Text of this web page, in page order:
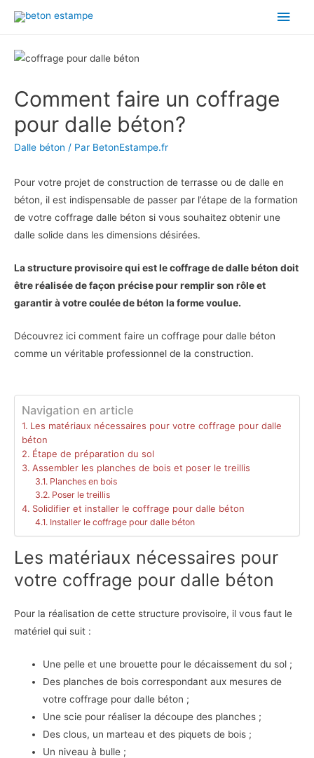
Comment faire un coffrage
pour dalle béton?
Dalle béton / Par BetonEstampe.fr
Pour votre projet de construction de terrasse ou de dalle en
béton, il est indispensable de passer par l’étape de la formation
de votre coffrage dalle béton si vous souhaitez obtenir une
dalle solide dans les dimensions désirées.
La structure provisoire qui est le coffrage de dalle béton doit
être réalisée de façon précise pour remplir son rôle et
garantir à votre coulée de béton la forme voulue.
Découvrez ici comment faire un coffrage pour dalle béton
comme un véritable professionnel de la construction.
Navigation en article
Les matériaux nécessaires pour votre coffrage pour dalle
béton
Étape de préparation du sol
Assembler les planches de bois et poser le treillis
Planches en bois
Poser le treillis
Solidifier et installer le coffrage pour dalle béton
Installer le coffrage pour dalle béton
Les matériaux nécessaires pour
votre coffrage pour dalle béton
Pour la réalisation de cette structure provisoire, il vous faut le
matériel qui suit :
Une pelle et une brouette pour le décaissement du sol ;
Des planches de bois correspondant aux mesures de
votre coffrage pour dalle béton ;
Une scie pour réaliser la découpe des planches ;
Des clous, un marteau et des piquets de bois ;
Un niveau à bulle ;